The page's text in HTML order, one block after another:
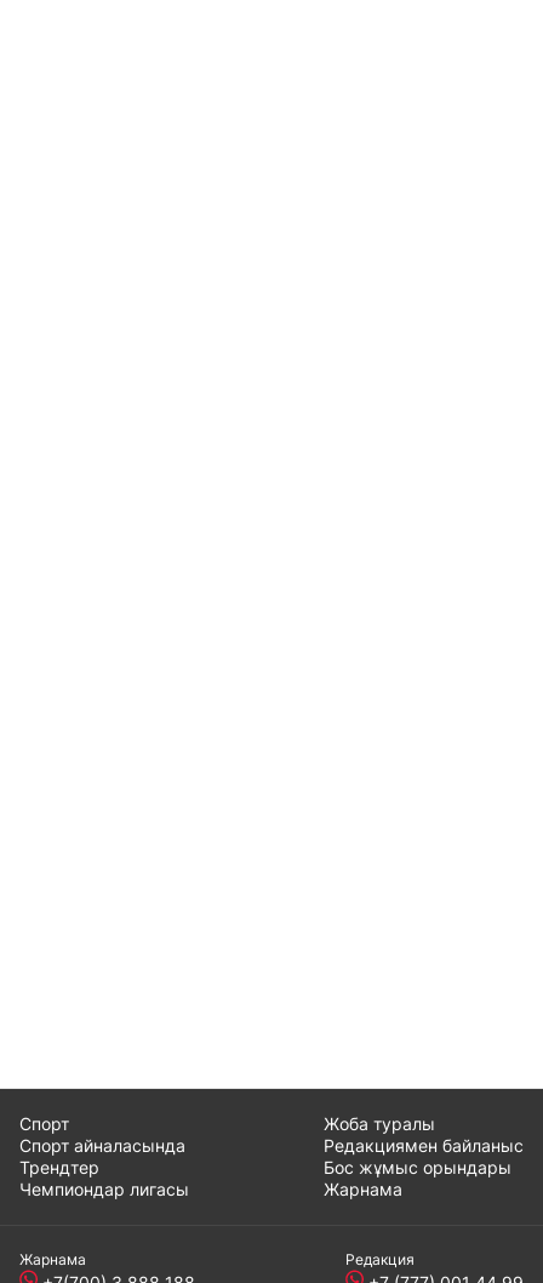
Спорт
Спорт айналасында
Трендтер
Чемпиондар лигасы
Жоба туралы
Редакциямен байланыс
Бос жұмыс орындары
Жарнама
Жарнама Редакция